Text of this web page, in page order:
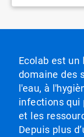
Ecolab est un
domaine des
l'eau, à
infections qui
et les
Depuis plus